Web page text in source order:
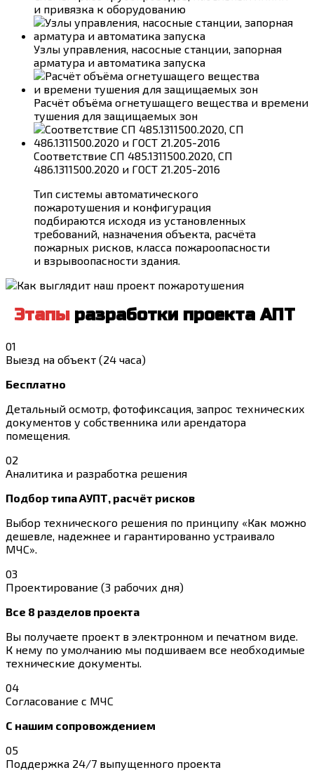
и привязка к оборудованию
Узлы управления, насосные станции, запорная
арматура и автоматика запуска
Расчёт объёма огнетушащего вещества и времени
тушения для защищаемых зон
Соответствие СП 485.1311500.2020, СП
486.1311500.2020 и ГОСТ 21.205-2016
Тип системы автоматического
пожаротушения и конфигурация
подбираются исходя из установленных
требований, назначения объекта, расчёта
пожарных рисков, класса пожароопасности
и взрывоопасности здания.
Этапыразработки проекта АПТ
01
Выезд на объект (24 часа)
Бесплатно
Детальный осмотр, фотофиксация, запрос технических
документов у собственника или арендатора
помещения.
02
Аналитика и разработка решения
Подбор типа АУПТ, расчёт рисков
Выбор технического решения по принципу «Как можно
дешевле, надежнее и гарантированно устраивало
МЧС».
03
Проектирование (3 рабочих дня)
Все 8 разделов проекта
Вы получаете проект в электронном и печатном виде.
К нему по умолчанию мы подшиваем все необходимые
технические документы.
04
Согласование с МЧС
С нашим сопровождением
05
Поддержка 24/7 выпущенного проекта